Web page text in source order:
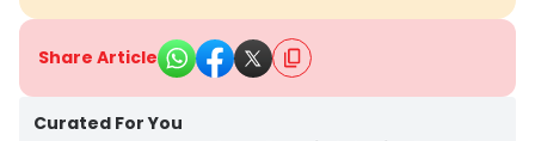
Share Article
Curated For You